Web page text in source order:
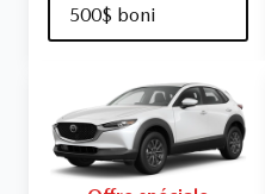
500$ boni